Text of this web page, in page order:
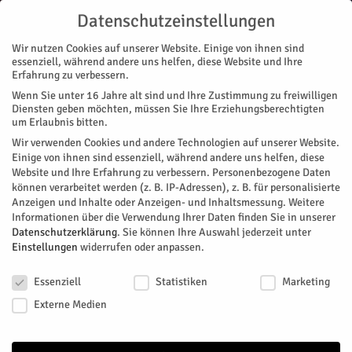
Start Magazin Vereine Lizenzantrag für die 1. Bundesliga gestellt
MAGAZIN VEREINE
Lizenzantrag für die 1. Bundesliga
gestellt
Nach einigen Schwierigkeiten in der Hinrunde ist der TTC
Indeland Jülich erfolgreich in die Rückrunde gestartet.
Von HERZOG Redaktion- März 30, 2018 103
Twitter
Datenschutzeinstellungen
Wir nutzen Cookies auf unserer Website. Einige von ihnen sind
essenziell, während andere uns helfen, diese Website und Ihre
Erfahrung zu verbessern.
Wenn Sie unter 16 Jahre alt sind und Ihre Zustimmung zu freiwilligen
Diensten geben möchten, müssen Sie Ihre Erziehungsberechtigten
um Erlaubnis bitten.
Wir verwenden Cookies und andere Technologien auf unserer Website.
Einige von ihnen sind essenziell, während andere uns helfen, diese
Website und Ihre Erfahrung zu verbessern. Personenbezogene Daten
können verarbeitet werden (z. B. IP-Adressen), z. B. für personalisierte
Anzeigen und Inhalte oder Anzeigen- und Inhaltsmessung. Weitere
Informationen über die Verwendung Ihrer Daten finden Sie in unserer
Datenschutzerklärung. Sie können Ihre Auswahl jederzeit unter
Einstellungen widerrufen oder anpassen.
Essenziell
Statistiken
Marketing
Externe Medien